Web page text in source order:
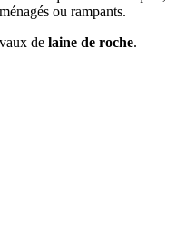
ou rampants.
de laine de roche.